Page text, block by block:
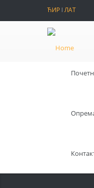
ЋИР I ЛАТ